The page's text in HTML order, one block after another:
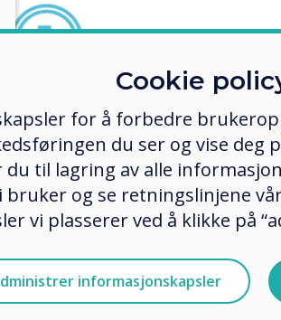
proud to be
One in a
Cookie
for å forbedre
du ser og vise deg
du til lagring av alle
og se retningslinjene
vi plasserer ved å klikke på
informasjonskapsler